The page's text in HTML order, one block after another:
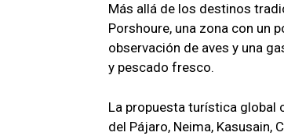
Más allá de los destinos
Porshoure, una zona con un
observación de aves y una
y pescado fresco.
La propuesta turística global
del Pájaro, Neima, Kasusain,